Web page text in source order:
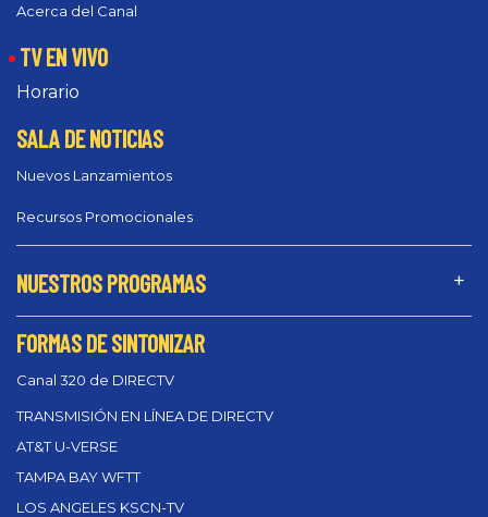
Acerca del Canal
TV EN VIVO
Horario
SALA DE NOTICIAS
Nuevos Lanzamientos
Recursos Promocionales
NUESTROS PROGRAMAS
FORMAS DE SINTONIZAR
Canal 320 de DIRECTV
TRANSMISIÓN EN LÍNEA DE DIRECTV
AT&T U-VERSE
TAMPA BAY WFTT
LOS ANGELES KSCN-TV